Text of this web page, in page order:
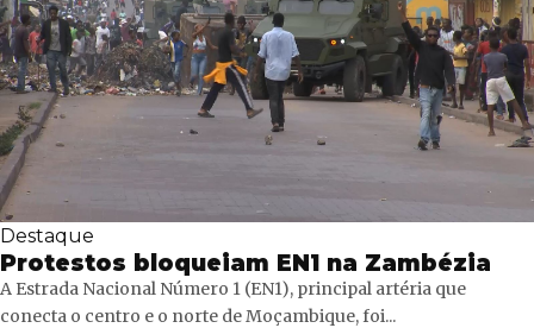
Destaque
Protestos bloqueiam EN1 na Zambézia
A Estrada Nacional Número 1 (EN1), principal artéria que
conecta o centro e o norte de Moçambique, foi...